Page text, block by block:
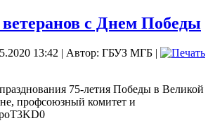
с Днем Победы
13:42 | Автор: ГБУЗ МГБ |
75-летия Победы в Великой
профсоюзный комитет и